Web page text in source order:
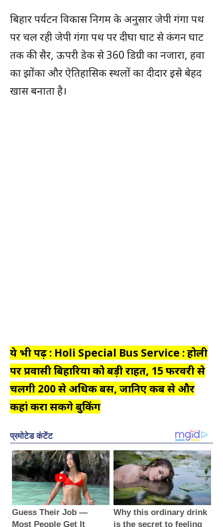
बिहार पर्यटन विकास निगम के अनुसार जेपी गंगा पथ
पर चल रही जेपी गंगा पथ पर दीघा घाट से कंगन घाट
तक की सैर, ऊपरी डेक से 360 डिग्री का नजारा, हवा
का झोंका और ऐतिहासिक स्थलों का दीदार इसे बेहद
खास बनाता है।
ये भी पढ़ें : Holi Special Bus Service : होली
पर प्रवासी बिहारियों को बड़ी राहत, 15 फरवरी से
चलेंगी 200 से अधिक बसें, जानिए कब से और
कहां करा सकेंगे बुकिंग